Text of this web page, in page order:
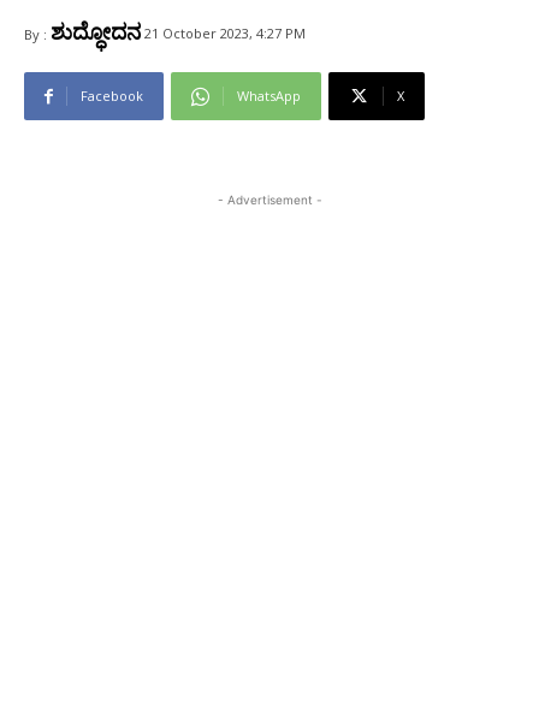
By : ಶುದ್ಧೋದನ 21 October 2023, 4:27 PM
Facebook WhatsApp X
- Advertisement -